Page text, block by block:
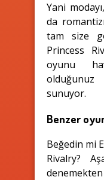
Yani
da
tam size
Princess
oyunu
sunuyor.
Benzer
Beğedin mi
Rivalry?